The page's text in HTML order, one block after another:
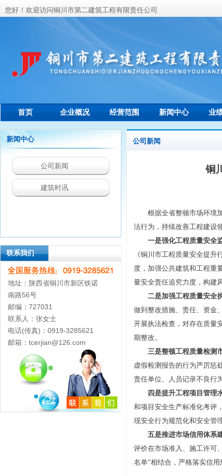
首页 企业概况 经营范围 新闻中心 业
您好！欢迎访问铜川市第二建筑工程有限责任公司
铜
根据全省整顿市场环境
法行为，持续改善工程建设
一是强化工程质量安全
《铜川市工程质量安全提
度，加强公共建筑和工程重
量安全责任追究力度，构建
二是加强工程质量安全
做到整改措施、责任、资金
开展执法检查，对存在质量
期整改。
三是整顿工程质量检测
虚假检测报告的行为严厉惩
责任单位、人员记录不良行
四是提升工程项目管理
和项目安全生产标准化考评
现安全行为规范化和安全管
五是推进市场信用体系
评价在市场准入、施工许可
名单”相结合，严格落实信
联系我们
公司新闻
新闻中心
公司新闻
建筑时讯
联系我们
地址：陕西省铜川市新区铁诺
南路56号
邮编：727031
联系人：张女士
电话(传真)：0919-3285621
邮箱：tcerjian@126.com